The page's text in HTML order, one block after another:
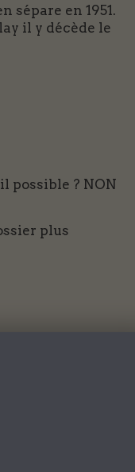
sépare en 1951.
il y décède le
possible ? NON
plus